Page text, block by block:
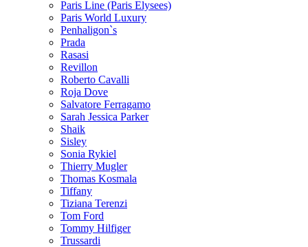
Paris Line (Paris Elysees)
Paris World Luxury
Penhaligon`s
Prada
Rasasi
Revillon
Roberto Cavalli
Roja Dove
Salvatore Ferragamo
Sarah Jessica Parker
Shaik
Sisley
Sonia Rykiel
Thierry Mugler
Thomas Kosmala
Tiffany
Tiziana Terenzi
Tom Ford
Tommy Hilfiger
Trussardi